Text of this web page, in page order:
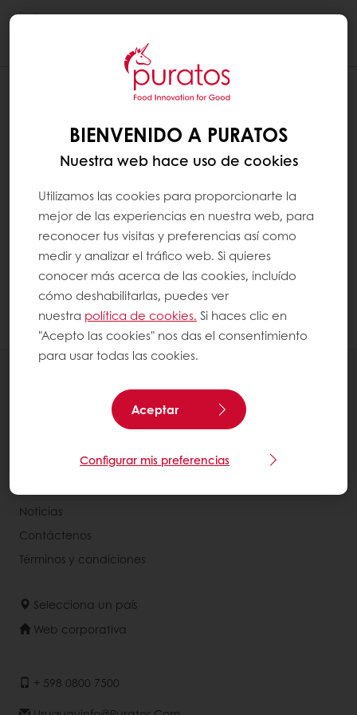
EL ACEITE DE PALMA UTILIZADO POR
PURATOS SE OBTIENE DE FORMA
SOSTENIBLE
Esto significa que puede proporcionar
margarinas, emulsionantes, chocolate
compuesto, rellenos y otros productos con
certificación RSPO Segregated y/o RSPO
Mass Balance. RSPO significa “Roundtable on
Sustainable Palm Oil”; puede encontrar más
información enwww.rspo.org
BIENVENIDO A PURATOS
Nuestra web hace uso de cookies
Utilizamos las cookies para proporcionarte la
mejor de las experiencias en nuestra web, para
reconocer tus visitas y preferencias así como
medir y analizar el tráfico web. Si quieres
conocer más acerca de las cookies, incluído
cómo deshabilitarlas, puedes ver
nuestra política de cookies. Si haces clic en
"Acepto las cookies" nos das el consentimiento
para usar todas las cookies.
Aceptar
Configurar mis preferencias
Noticias
Contáctenos
Términos y condiciones
Selecciona un país
Web corporativa
+ 598 0800 7500